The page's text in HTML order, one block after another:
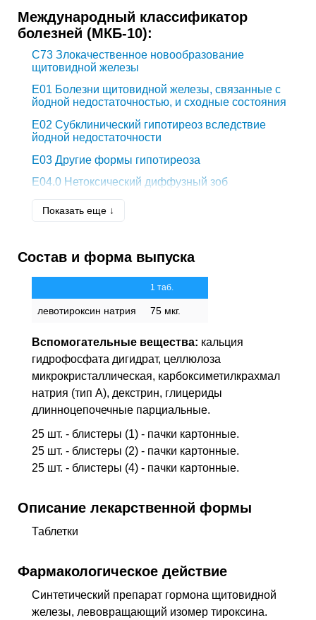
Международный классификатор
болезней (МКБ-10):
C73 Злокачественное новообразование
щитовидной железы
E01 Болезни щитовидной железы, связанные с
йодной недостаточностью, и сходные состояния
E02 Субклинический гипотиреоз вследствие
йодной недостаточности
E03 Другие формы гипотиреоза
E04.0 Нетоксический диффузный зоб
E04.1
Диагностика заболеваний эндокринной
системы
Показать еще ↓
Состав и форма выпуска
1 таб.
левотироксин натрия 75 мкг.
Вспомогательные вещества: кальция
гидрофосфата дигидрат, целлюлоза
микрокристаллическая, карбоксиметилкрахмал
натрия (тип А), декстрин, глицериды
длинноцепочечные парциальные.
25 шт. - блистеры (1) - пачки картонные.
25 шт. - блистеры (2) - пачки картонные.
25 шт. - блистеры (4) - пачки картонные.
Описание лекарственной формы
Таблетки
Фармакологическое действие
Синтетический препарат гормона щитовидной
железы, левовращающий изомер тироксина.